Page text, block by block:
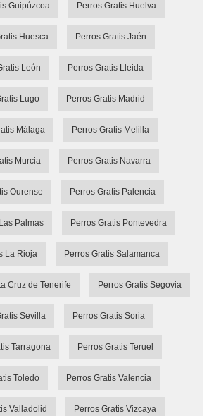
Guipúzcoa Perros Gratis Huelva
Huesca Perros Gratis Jaén
León Perros Gratis Lleida
Lugo Perros Gratis Madrid
Málaga Perros Gratis Melilla
Murcia Perros Gratis Navarra
Ourense Perros Gratis Palencia
Palmas Perros Gratis Pontevedra
La Rioja Perros Gratis Salamanca
Cruz de Tenerife Perros Gratis Segovia
Sevilla Perros Gratis Soria
Tarragona Perros Gratis Teruel
Toledo Perros Gratis Valencia
Valladolid Perros Gratis Vizcaya